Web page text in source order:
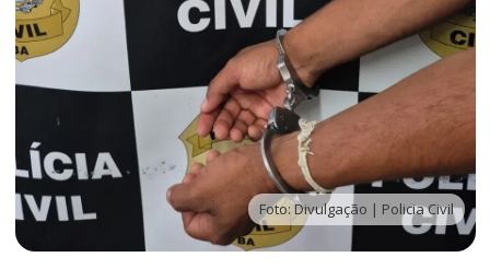
Foto: Divulgação | Policia Civil